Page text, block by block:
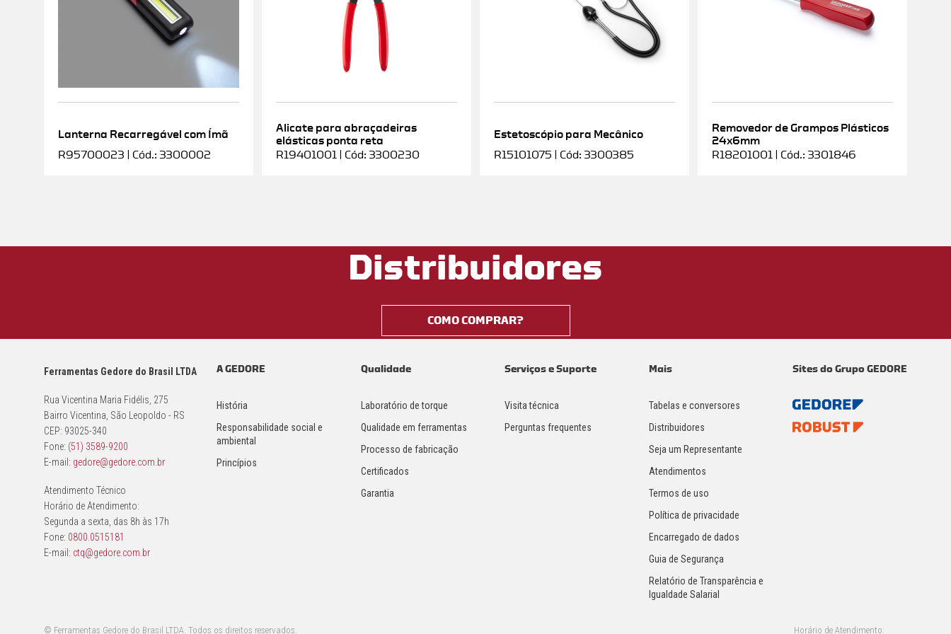
Lanterna Recarregável com Ímã
R95700023 | Cód.: 3300002
Alicate para abraçadeiras
elásticas ponta reta
R19401001 | Cód: 3300230
Estetoscópio para Mecânico
R15101075 | Cód: 3300385
Removedor de Grampos Plásticos
24x6mm
R18201001 | Cód.: 3301846
Distribuidores
COMO COMPRAR?
Ferramentas Gedore do Brasil LTDA
Rua Vicentina Maria Fidélis, 275
Bairro Vicentina, São Leopoldo - RS
CEP: 93025-340
Fone: (51) 3589-9200
E-mail: gedore@gedore.com.br
Atendimento Técnico
Horário de Atendimento:
Segunda a sexta, das 8h às 17h
Fone: 0800.0515181
E-mail: ctq@gedore.com.br
A GEDORE
História
Responsabilidade social e
ambiental
Princípios
Qualidade
Laboratório de torque
Qualidade em ferramentas
Processo de fabricação
Certificados
Garantia
Serviços e Suporte
Visita técnica
Perguntas frequentes
Mais
Tabelas e conversores
Distribuidores
Seja um Representante
Atendimentos
Termos de uso
Política de privacidade
Encarregado de dados
Guia de Segurança
Relatório de Transparência e
Igualdade Salarial
Sites do Grupo GEDORE
© Ferramentas Gedore do Brasil LTDA. Todos os direitos reservados. Horário de Atendimento: